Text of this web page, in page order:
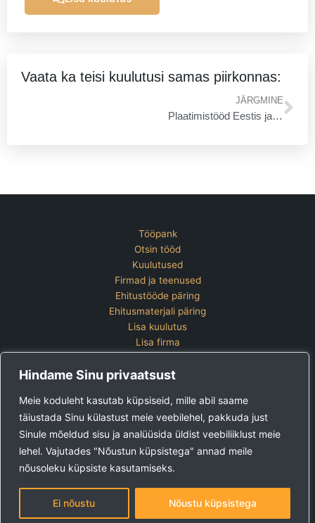
Hindame Sinu privaatsust
Meie koduleht kasutab küpsiseid, mille abil saame
täiustada Sinu külastust meie veebilehel, pakkuda just
Sinule mõeldud sisu ja analüüsida üldist veebiliiklust meie
lehel. Vajutades "Nõustun küpsistega" annad meile
nõusoleku küpsiste kasutamiseks.
Ei nõustu Nõustu küpsistega
Vaata ka teisi kuulutusi samas piirkonnas:
JÄRGMINE
Plaatimistööd Eestis ja Soomes
Tööpank
Otsin tööd
Kuulutused
Firmad ja teenused
Ehitustööde päring
Ehitusmaterjali päring
Lisa kuulutus
Lisa firma
Kontakt
Lisa kuulutus
Vaata ettevõtete pakette
Ehitus24 OÜ
Tel:+372 5123 867 (E-R 9-15)
E-post: kuulutused@ehitus24.ee
Copyright © 2026 Ehitus24